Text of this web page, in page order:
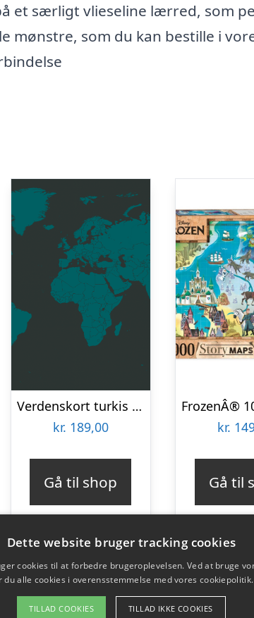
et særligt vlieseline lærred, som
mønstre, som du kan bestille i
Verdenskort turkis af Illux
kr. 189,00
Gå til shop
kr.
Gå til
Dette website bruger tracking cookies
cookies til at forbedre brugeroplevelsen. Ved at bruge
du alle cookies i overensstemmelse med vores cookiepolitik.
TILLAD COOKIES TILLAD IKKE COOKIES